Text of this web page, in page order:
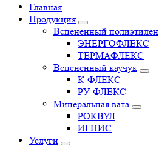
Главная
Продукция
Вспененный полиэтилен
ЭНЕРГОФЛЕКС
ТЕРМАФЛЕКС
Вспененный каучук
К-ФЛЕКС
РУ-ФЛЕКС
Минеральная вата
РОКВУЛ
ИГНИС
Услуги